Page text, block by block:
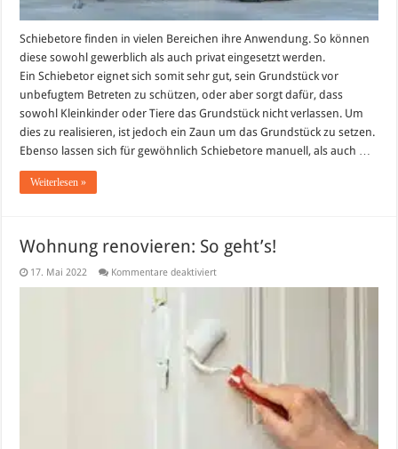
Schiebetore finden in vielen Bereichen ihre Anwendung. So können
diese sowohl gewerblich als auch privat eingesetzt werden.
Ein Schiebetor eignet sich somit sehr gut, sein Grundstück vor
unbefugtem Betreten zu schützen, oder aber sorgt dafür, dass
sowohl Kleinkinder oder Tiere das Grundstück nicht verlassen. Um
dies zu realisieren, ist jedoch ein Zaun um das Grundstück zu setzen.
Ebenso lassen sich für gewöhnlich Schiebetore manuell, als auch …
Weiterlesen »
Wohnung renovieren: So geht’s!
17. Mai 2022 Kommentare deaktiviertfür